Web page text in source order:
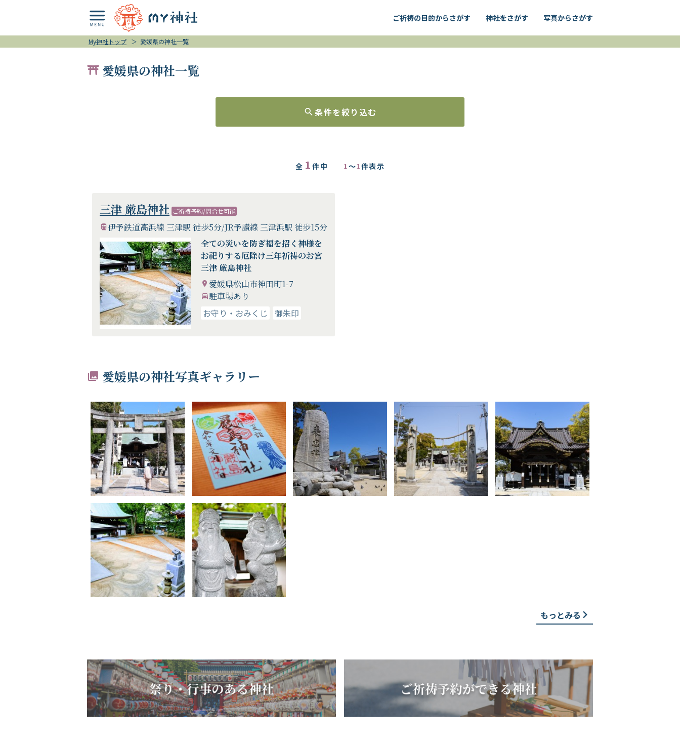
ご祈祷の目的からさがす 神社をさがす 写真からさがす
My神社トップ ＞ 愛媛県の神社一覧
愛媛県の神社一覧
条件を絞り込む
全 1 件中 1～1件表示
三津 厳島神社 ご祈祷予約/問合せ可能
伊予鉄道高浜線 三津駅 徒歩5分/JR予讃線 三津浜駅 徒歩15分
全ての災いを防ぎ福を招く神様を
お祀りする厄除け三年祈祷のお宮
三津 厳島神社
愛媛県松山市神田町1-7
駐車場あり
お守り・おみくじ 御朱印
愛媛県の神社写真ギャラリー
もっとみる